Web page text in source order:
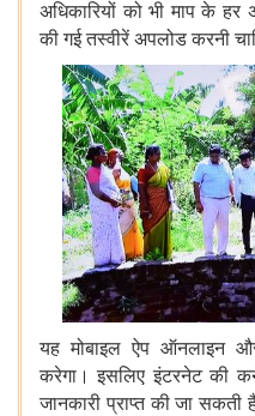
अधिकारियों को भी माप के हर
की गई तस्वीरें अपलोड करनी
यह मोबाइल ऐप ऑनलाइन
करेगा।
इसलिए इंटरनेट की
जानकारी प्राप्त की जा सकती